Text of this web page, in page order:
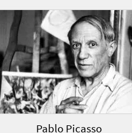
Pablo Picasso